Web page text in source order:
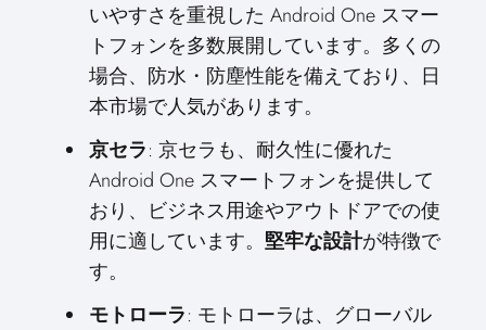
いやすさを重視した Android One スマー
トフォンを多数展開しています。多くの
場合、防水・防塵性能を備えており、日
本市場で人気があります。
京セラ: 京セラも、耐久性に優れた
Android One スマートフォンを提供して
おり、ビジネス用途やアウトドアでの使
用に適しています。 堅牢な設計が特徴で
す。
モトローラ: モトローラは、グローバル